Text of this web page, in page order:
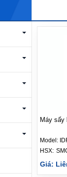
Máy sấy
Model:
HSX:
Giá: